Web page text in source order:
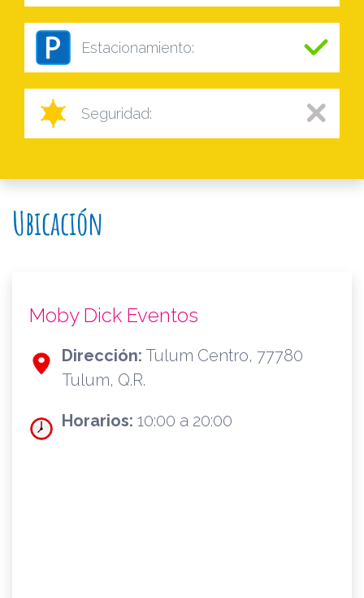
Estacionamiento:
Seguridad:
Ubicación
Moby Dick Eventos
Dirección: Tulum Centro, 77780
Tulum, Q.R.
Horarios: 10:00 a 20:00